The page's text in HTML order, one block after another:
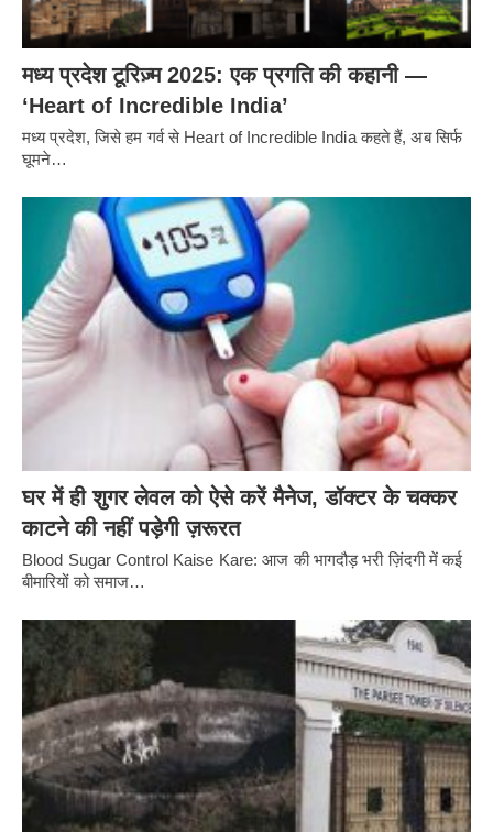
मध्य प्रदेश टूरिज़्म 2025: एक प्रगति की कहानी —
‘Heart of Incredible India’
मध्य प्रदेश, जिसे हम गर्व से Heart of Incredible India कहते हैं, अब सिर्फ
घूमने…
घर में ही शुगर लेवल को ऐसे करें मैनेज, डॉक्टर के चक्कर
काटने की नहीं पड़ेगी ज़रूरत
Blood Sugar Control Kaise Kare: आज की भागदौड़ भरी ज़िंदगी में कई
बीमारियों को समाज…